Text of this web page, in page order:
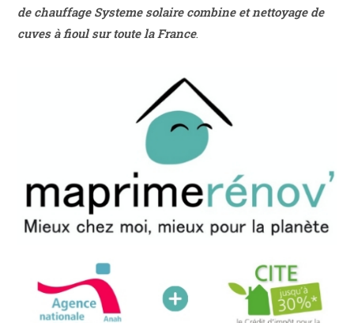
de chauffage Systeme solaire combine et nettoyage de
cuves à fioul sur toute la France.